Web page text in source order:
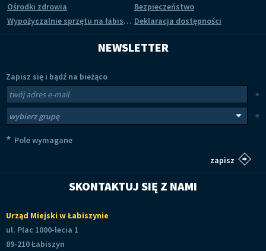
Ośrodki zdrowia
Bezpieczeństwo
Wypożyczalnie sprzętu na łabiszyńskiej wyspie Deklaracja dostępności
NEWSLETTER
Zapisz się i bądź na bieżąco
Newsletter
*
*
* Pole wymagane
SKONTAKTUJ SIĘ Z NAMI
Urząd Miejski w Łabiszynie
ul. Plac 1000-lecia 1
89-210 Łabiszyn